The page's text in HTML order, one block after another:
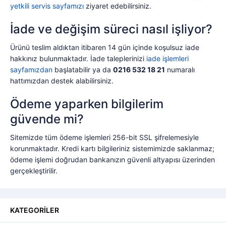
yetkili servis sayfamızı ziyaret edebilirsiniz.
İade ve değişim süreci nasıl işliyor?
Ürünü teslim aldıktan itibaren 14 gün içinde koşulsuz iade
hakkınız bulunmaktadır. İade taleplerinizi iade işlemleri
sayfamızdan başlatabilir ya da 0216 532 18 21 numaralı
hattımızdan destek alabilirsiniz.
Ödeme yaparken bilgilerim
güvende mi?
Sitemizde tüm ödeme işlemleri 256-bit SSL şifrelemesiyle
korunmaktadır. Kredi kartı bilgileriniz sistemimizde saklanmaz;
ödeme işlemi doğrudan bankanızın güvenli altyapısı üzerinden
gerçekleştirilir.
KATEGORİLER